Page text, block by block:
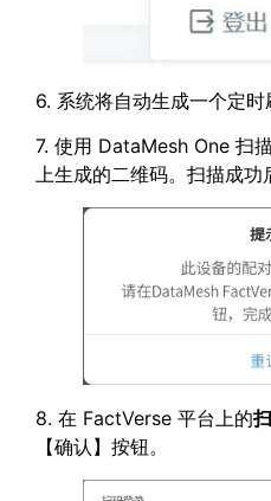
6. 系统将自动生成一个定时
7. 使用 DataMesh One 扫
上生成的二维码。扫描成功
8. 在 FactVerse 平台上的
【确认】按钮。